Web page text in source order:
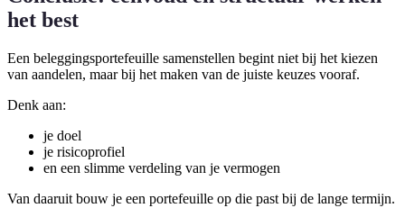
het best
Een beleggingsportefeuille samenstellen begint niet bij het kiezen
van aandelen, maar bij het maken van de juiste keuzes vooraf.
Denk aan:
je doel
je risicoprofiel
en een slimme verdeling van je vermogen
Van daaruit bouw je een portefeuille op die past bij de lange termijn.